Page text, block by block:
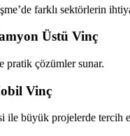
farklı sektörlerin
Üstü Vinç
pratik çözümler sunar.
Vinç
ile büyük projelerde tercih